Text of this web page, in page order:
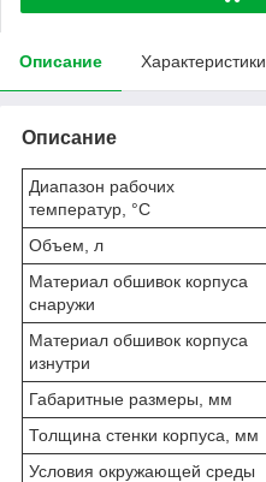
Описание Характеристики
Описание
Диапазон рабочих
температур, °C
Объем, л
Материал обшивок корпуса
снаружи
Материал обшивок корпуса
изнутри
Габаритные размеры, мм
Толщина стенки корпуса, мм
Условия окружающей среды